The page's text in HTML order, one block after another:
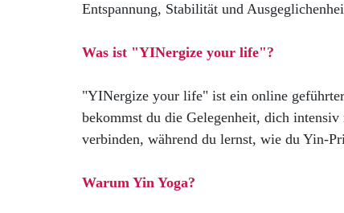
Entspannung, Stabilität und
Was ist "YINergize your life"?
"YINergize your life" ist ein online
bekommst du die Gelegenheit, dich
verbinden, während du lernst, wie du Yin-
Warum Yin Yoga?